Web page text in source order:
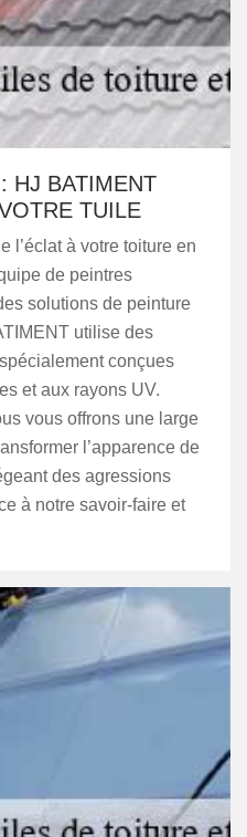
HJ BATIMENT
TUILE
l’éclat à votre toiture en
de peintres
solutions de peinture
utilise des
conçues
et aux rayons UV.
vous offrons une large
l’apparence de
des agressions
à notre savoir-faire et